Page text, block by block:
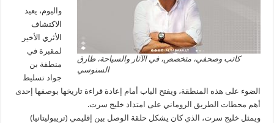
كاتب وصحفي، متخصص، في الآثار والسياحة، طارق
السنوسي
واليوم، يعيد
الاكتشاف
الأثري الأخير
لمقبرة في
منطقة بن
جواد تسليط
الضوء على هذه المنطقة، ويفتح الباب أمام إعادة قراءة تاريخها بوصفها إحدى
أهم محطات الطريق الروماني على امتداد خليج سرت.
ويمثل خليج سرت، الذي كان يشكل حلقة الوصل بين إقليمي (تريبوليتانيا)